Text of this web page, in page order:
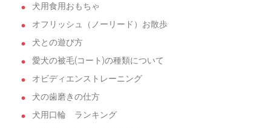
犬用食用おもちゃ
オフリッシュ（ノーリード）お散歩
犬との遊び方
愛犬の被毛(コート)の種類について
オビディエンストレーニング
犬の歯磨きの仕方
犬用口輪 ランキング